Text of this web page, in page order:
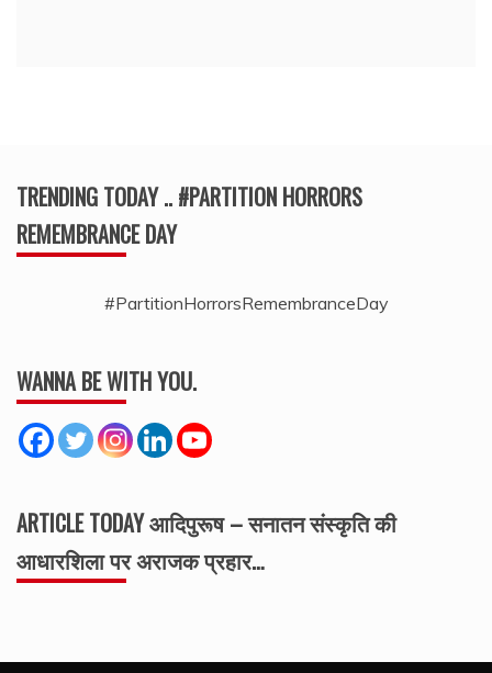
TRENDING TODAY .. #PARTITION HORRORS
REMEMBRANCE DAY
#PartitionHorrorsRemembranceDay
WANNA BE WITH YOU.
ARTICLE TODAY आदिपुरूष – सनातन संस्कृति की
आधारशिला पर अराजक प्रहार…